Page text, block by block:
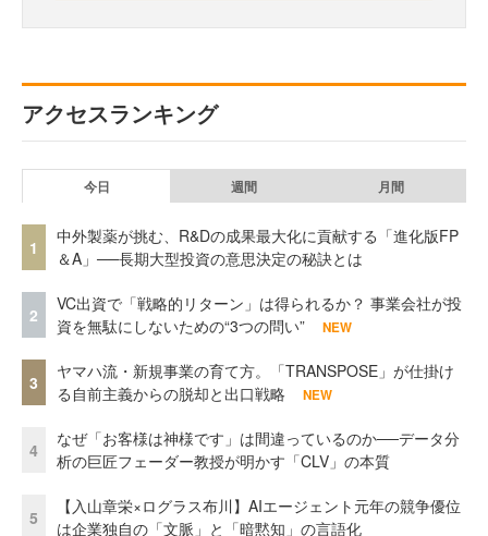
アクセスランキング
今日 週間 月間
1
中外製薬が挑む、R&Dの成果最大化に貢献する「進化版FP
＆A」──長期大型投資の意思決定の秘訣とは
2
VC出資で「戦略的リターン」は得られるか？ 事業会社が投
資を無駄にしないための“3つの問い”
NEW
3
ヤマハ流・新規事業の育て方。「TRANSPOSE」が仕掛け
る自前主義からの脱却と出口戦略
NEW
4
なぜ「お客様は神様です」は間違っているのか──データ分
析の巨匠フェーダー教授が明かす「CLV」の本質
5
【入山章栄×ログラス布川】AIエージェント元年の競争優位
は企業独自の「文脈」と「暗黙知」の言語化